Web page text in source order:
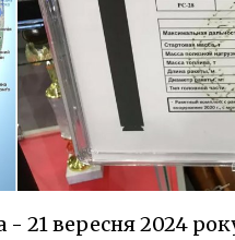
21 вересня 2024